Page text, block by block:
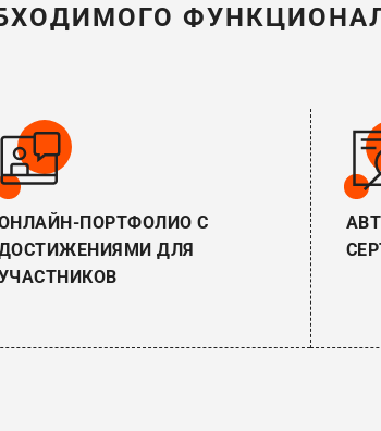
ПОРТФОЛИО С
ДЛЯ